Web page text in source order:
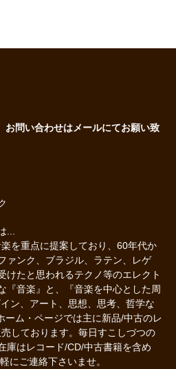
お問い合わせはメールにてお願い致
...
を重点に提案しており、60年代か
ァンク、ブラジル、ラテン、レゲ
けたと思われるテクノ等のエレクト
『音楽』と、『音楽を中心とした周
ン、アート、思想、思考、哲学な
ーム・ページでは主に新品/中古のレ
しております。毎日すこしづつの
庫はレコード/CD/中古書籍を含め
にご連絡下さいませ。